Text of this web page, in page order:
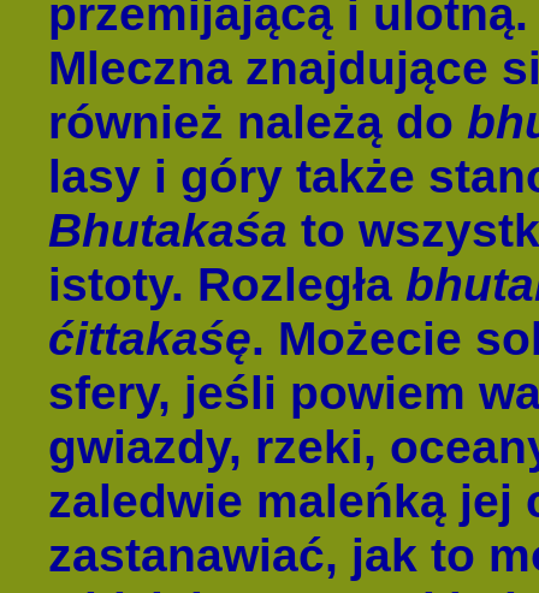
przemijającą i
Mleczna znajdujące
również należą do
lasy i góry także
Bhutakaśa to
istoty. Rozległa
ćittakaśę. Możecie
sfery, jeśli powiem
gwiazdy, rzeki,
zaledwie maleńką jej
zastanawiać, jak to